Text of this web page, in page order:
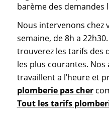
barème des demandes
Nous intervenons chez
semaine, de 8h a
trouverez les tarifs des
les plus courantes. Nos
travaillent a l’heure et
plomberie pas cher
Tout les tarifs